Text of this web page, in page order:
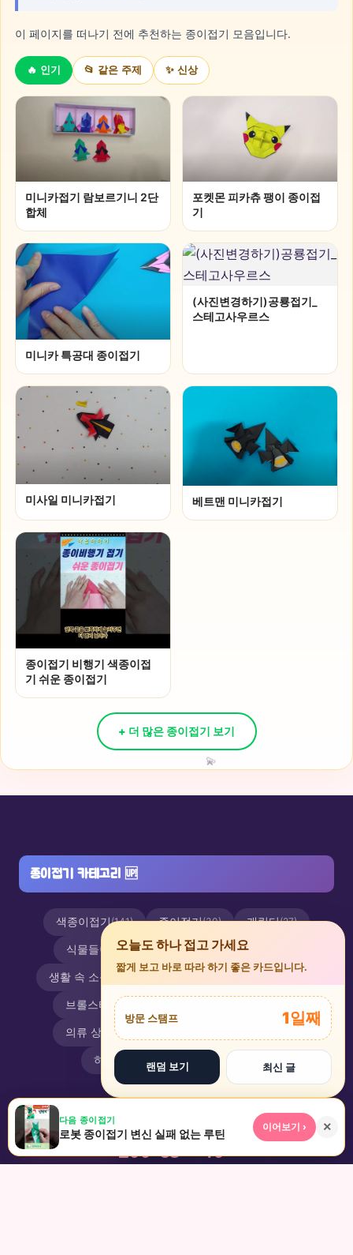
오늘도 하나 접고 가세요
짧게 보고 바로 따라 하기 좋은 카드입니다.
방문 스탬프 1일째
랜덤 보기 최신 글
+
앱 설치 인기 놀이터
⌕
검색
💫
이 페이지를 떠나기 전에 추천하는 종이접기 모음입니다.
🔥 인기 📂 같은 주제 ✨ 신상
미니카접기 람보르기니 2단
합체
포켓몬 피카츄 팽이 종이접
기
미니카 특공대 종이접기
(사진변경하기)공룡접기_
스테고사우르스
미사일 미니카접기 베트맨 미니카접기
종이접기 비행기 색종이접
기 쉬운 종이접기
+ 더 많은 종이접기 보기
종이접기 카테고리 🆙
색종이접기(141) 종이접기(30) 캐릭터(27)
식물들(19) 스티커도안(19) 미니카
생활 속 소품들 놀잇감 물 속 동물
브롤스타즈
의류 상하의
하늘 나는 새(4) 종이만들기
200 38 40
다음 종이접기
로봇 종이접기 변신 실패 없는 루틴
이어보기 › ×